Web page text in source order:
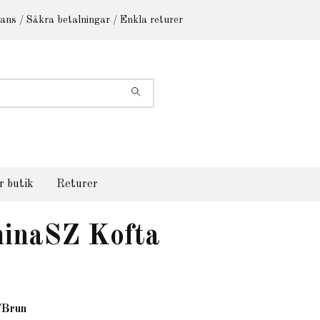
/ Säkra betalningar / Enkla returer
butik Returer
Kofta